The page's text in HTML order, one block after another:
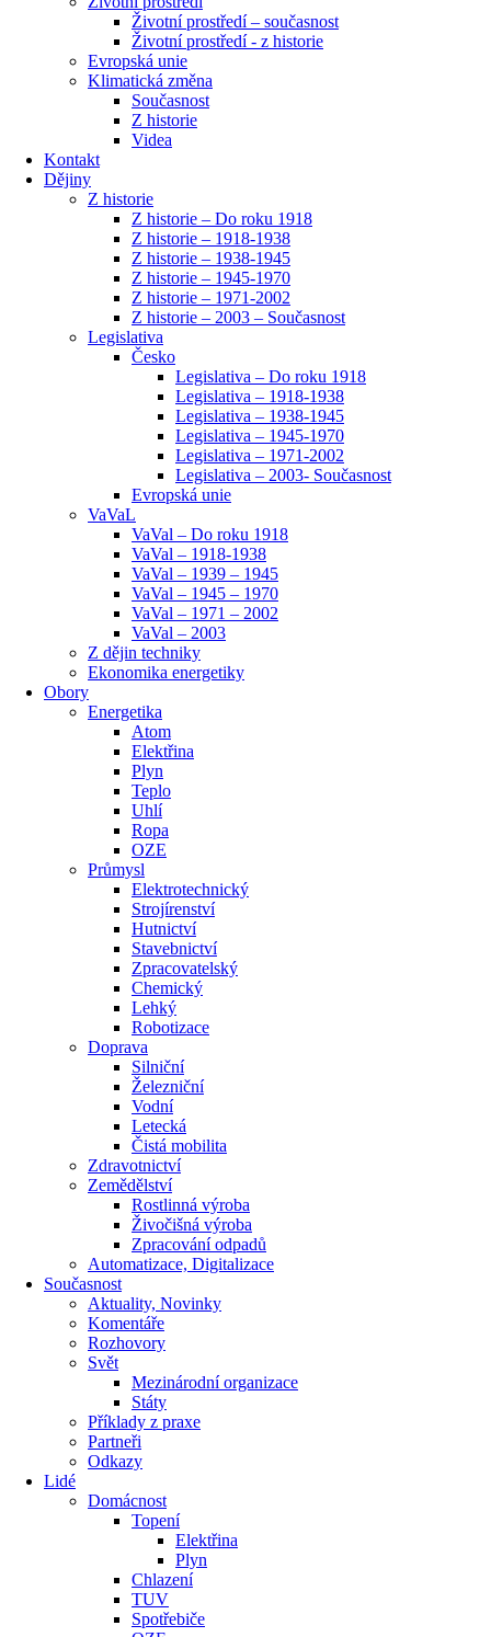
Životní prostředí – současnost
Životní prostředí ​- z historie
Evropská unie
Klimatická změna
Současnost
Z historie
Videa
Kontakt
Dějiny
Z historie
Z historie – Do roku 1918
Z historie – 1918-1938
Z historie – 1938-1945
Z historie – 1945-1970
Z historie – 1971-2002
Z historie – 2003 – Současnost
Legislativa
Česko
Legislativa – Do roku 1918
Legislativa – 1918-1938
Legislativa – 1938-1945
Legislativa – 1945-1970
Legislativa – 1971-2002
Legislativa – 2003- Současnost
Evropská unie
VaVaL
VaVal – Do roku 1918
VaVal – 1918-1938
VaVal – 1939 – 1945
VaVal – 1945 – 1970
VaVal – 1971 – 2002
VaVal – 2003
Z dějin techniky
Ekonomika energetiky
Obory
Energetika
Atom
Elektřina
Plyn
Teplo
Uhlí
Ropa
OZE
Průmysl
Elektrotechnický
Strojírenství
Hutnictví
Stavebnictví
Zpracovatelský
Chemický
Lehký
Robotizace
Doprava
Silniční
Železniční
Vodní
Letecká
Čistá mobilita
Zdravotnictví
Zemědělství
Rostlinná výroba
Živočišná výroba
Zpracování odpadů
Automatizace, Digitalizace
Současnost
Aktuality, Novinky
Komentáře
Rozhovory
Svět
Mezinárodní organizace
Státy
Příklady z praxe
Partneři
Odkazy
Lidé
Domácnost
Topení
Elektřina
Plyn
Chlazení
TUV
Spotřebiče